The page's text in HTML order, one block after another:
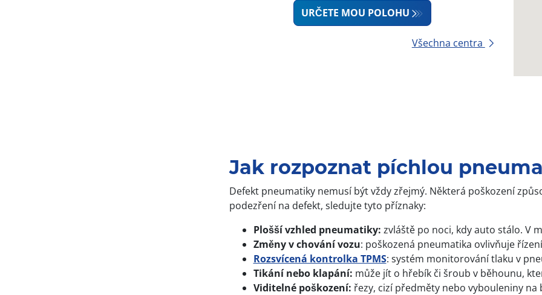
URČETE MOU POLOHU
Všechna centra
Jak rozpoznat píchlou
Defekt pneumatiky nemusí být vždy zřejmý. Některá poškození
podezření na defekt, sledujte tyto příznaky:
Plošší vzhled pneumatiky: zvláště po noci, kdy auto stálo. V
Změny v chování vozu: poškozená pneumatika ovlivňuje
Rozsvícená kontrolka TPMS: systém monitorování tlaku v
Tikání nebo klapání: může jít o hřebík či šroub v běhounu,
Viditelné poškození: řezy, cizí předměty nebo vybouleniny